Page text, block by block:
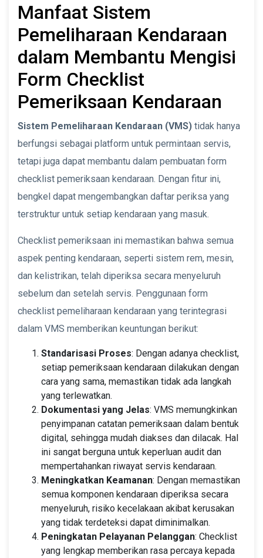
Manfaat Sistem
Pemeliharaan Kendaraan
dalam Membantu Mengisi
Form Checklist
Pemeriksaan Kendaraan
Sistem Pemeliharaan Kendaraan (VMS) tidak hanya
berfungsi sebagai platform untuk permintaan servis,
tetapi juga dapat membantu dalam pembuatan form
checklist pemeriksaan kendaraan. Dengan fitur ini,
bengkel dapat mengembangkan daftar periksa yang
terstruktur untuk setiap kendaraan yang masuk.
Checklist pemeriksaan ini memastikan bahwa semua
aspek penting kendaraan, seperti sistem rem, mesin,
dan kelistrikan, telah diperiksa secara menyeluruh
sebelum dan setelah servis. Penggunaan form
checklist pemeliharaan kendaraan yang terintegrasi
dalam VMS memberikan keuntungan berikut:
Standarisasi Proses: Dengan adanya checklist,
setiap pemeriksaan kendaraan dilakukan dengan
cara yang sama, memastikan tidak ada langkah
yang terlewatkan.
Dokumentasi yang Jelas: VMS memungkinkan
penyimpanan catatan pemeriksaan dalam bentuk
digital, sehingga mudah diakses dan dilacak. Hal
ini sangat berguna untuk keperluan audit dan
mempertahankan riwayat servis kendaraan.
Meningkatkan Keamanan: Dengan memastikan
semua komponen kendaraan diperiksa secara
menyeluruh, risiko kecelakaan akibat kerusakan
yang tidak terdeteksi dapat diminimalkan.
Peningkatan Pelayanan Pelanggan: Checklist
yang lengkap memberikan rasa percaya kepada